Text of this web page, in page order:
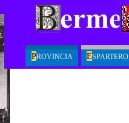
PROVINCIA ESPARTERO